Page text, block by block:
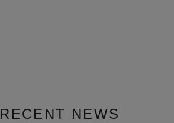
RECENT NEWS